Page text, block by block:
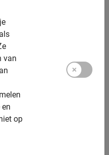
van
op
te doen. We
en lekker
dag.
lokale gids